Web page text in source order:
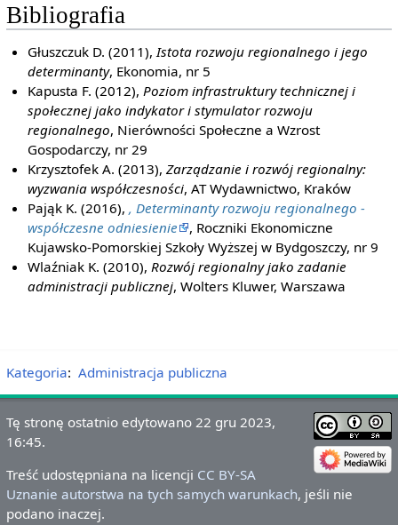
Bibliografia
Głuszczuk D. (2011),Istota rozwoju regionalnego i jego
determinanty, Ekonomia, nr 5
Kapusta F. (2012),Poziom infrastruktury technicznej i
społecznej jako indykator i stymulator rozwoju
regionalnego, Nierówności Społeczne a Wzrost
Gospodarczy, nr 29
Krzysztofek A. (2013),Zarządzanie i rozwój regionalny:
wyzwania współczesności, AT Wydawnictwo, Kraków
Pająk K. (2016),, Determinanty rozwoju regionalnego -
współczesne odniesienie
, Roczniki Ekonomiczne
Kujawsko-Pomorskiej Szkoły Wyższej w Bydgoszczy, nr 9
Wlaźniak K. (2010),Rozwój regionalny jako zadanie
administracji publicznej, Wolters Kluwer, Warszawa
Kategoria: Administracja publiczna
Tę stronę ostatnio edytowano 22 gru 2023,
16:45.
Treść udostępniana na licencji CC BY-SA
Uznanie autorstwa na tych samych warunkach, jeśli nie
podano inaczej.